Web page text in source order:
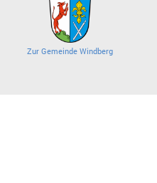
Zur Gemeinde Windberg